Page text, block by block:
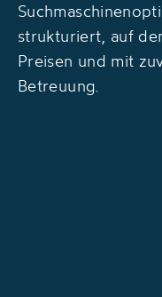
strukturiert, auf
Preisen und mit
Betreuung.